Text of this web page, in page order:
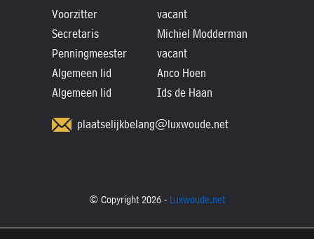
Voorzitter
vacant
Secretaris
Michiel Modderman
Penningmeester
vacant
Algemeen lid
Anco Hoen
Algemeen lid
Ids de Haan
plaatselijkbelang@luxwoude.net
© Copyright 2026 - Luxwoude.net